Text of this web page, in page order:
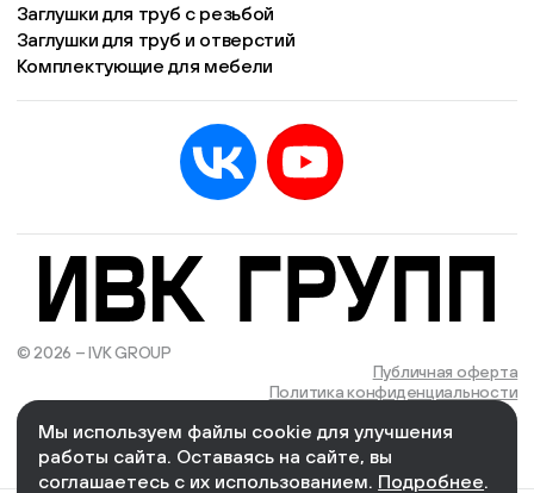
Заглушки для труб с резьбой
Заглушки для труб и отверстий
Комплектующие для мебели
© 2026 – IVK GROUP
Публичная оферта
Политика конфиденциальности
Cоздано и поддерживается в компании We Wizards
Мы используем файлы cookie для улучшения
работы сайта. Оставаясь на сайте, вы
соглашаетесь с их использованием. Подробнее.
Есть учётная запись? Войти